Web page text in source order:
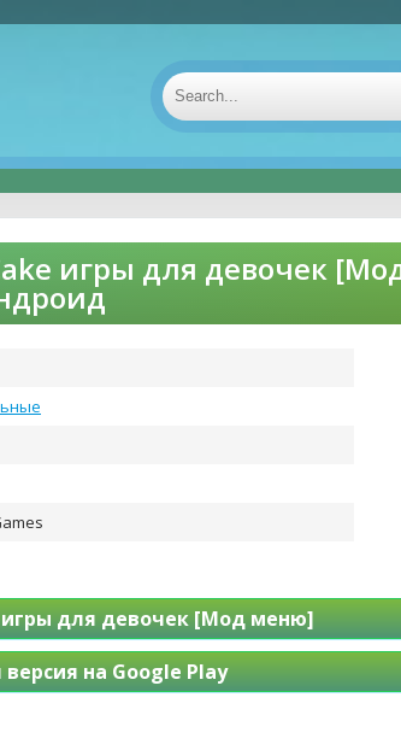
игры для девочек
игры для девочек [Мод меню]
на Google Play